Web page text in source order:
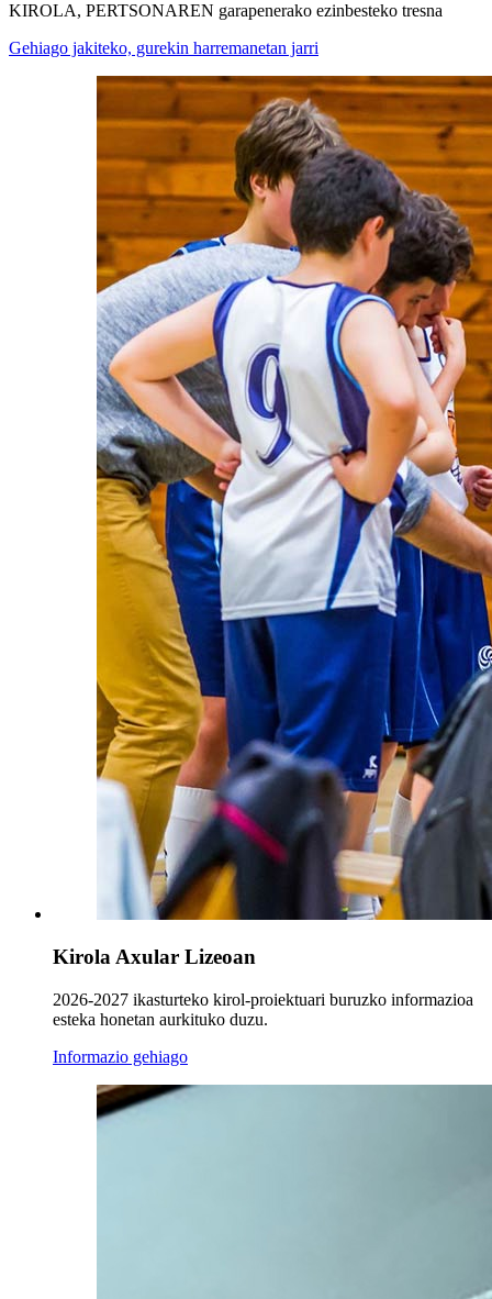
KIROLA, PERTSONAREN garapenerako ezinbesteko tresna
Gehiago jakiteko, gurekin harremanetan jarri
Kirola Axular Lizeoan
2026-2027 ikasturteko kirol-proiektuari buruzko informazioa
esteka honetan aurkituko duzu.
Informazio gehiago